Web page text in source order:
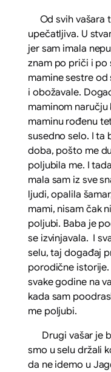
Od svih vašara
upečatljiva. U
jer sam imala
znam po priči i po
mamine sestre
i obožavale.
maminom naručju
maminu rođenu
susedno selo. I ta
doba, pošto me
poljubila me. I
mala sam iz sve
ljudi, opalila
mami, nisam čak
poljubi. Baba je
se izvinjavala. I
selu, taj događaj
porodične istorije.
svake godine na
kada sam
me poljubi.
Drugi vašar je
smo u selu držali
da ne idemo u